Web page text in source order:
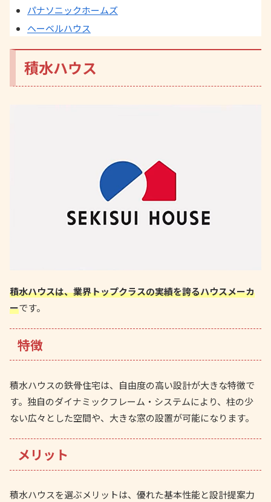
パナソニックホームズ
ヘーベルハウス
積水ハウス
積水ハウスは、業界トップクラスの実績を誇るハウスメーカ
ーです。
特徴
積水ハウスの鉄骨住宅は、自由度の高い設計が大きな特徴で
す。独自のダイナミックフレーム・システムにより、柱の少
ない広々とした空間や、大きな窓の設置が可能になります。
メリット
積水ハウスを選ぶメリットは、優れた基本性能と設計提案力